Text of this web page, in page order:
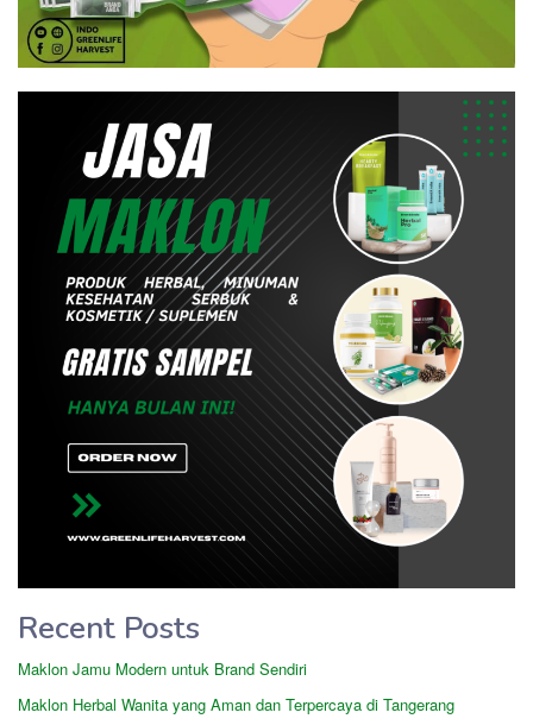
Recent Posts
Maklon Jamu Modern untuk Brand Sendiri
Maklon Herbal Wanita yang Aman dan Terpercaya di Tangerang